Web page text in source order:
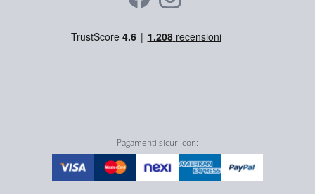
Pagamenti sicuri con: